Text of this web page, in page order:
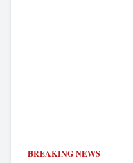
BREAKING NEWS